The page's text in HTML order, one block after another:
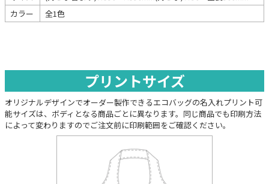
カラー
全1色
プリントサイズ
オリジナルデザインでオーダー製作できるエコバッグの名入れプリント可
能サイズは、ボディとなる商品ごとに異なります。同じ商品でも印刷方法
によって変わりますのでご注文前に印刷範囲をご確認ください。